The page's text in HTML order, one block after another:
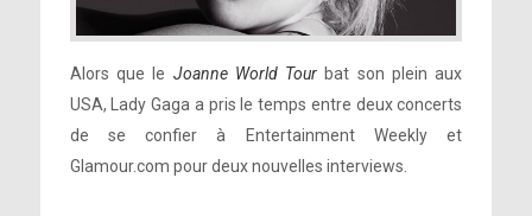
Alors que le Joanne World Tour bat son plein aux
USA, Lady Gaga a pris le temps entre deux concerts
de se confier à Entertainment Weekly et
Glamour.com pour deux nouvelles interviews.